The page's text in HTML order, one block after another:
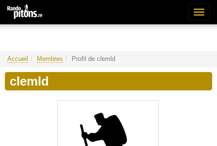
Accueil Membres Profil de clemld
clemld